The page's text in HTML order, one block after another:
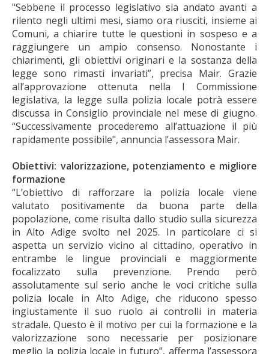
"Sebbene il processo legislativo sia andato avanti a
rilento negli ultimi mesi, siamo ora riusciti, insieme ai
Comuni, a chiarire tutte le questioni in sospeso e a
raggiungere un ampio consenso. Nonostante i
chiarimenti, gli obiettivi originari e la sostanza della
legge sono rimasti invariati”, precisa Mair. Grazie
all’approvazione ottenuta nella I Commissione
legislativa, la legge sulla polizia locale potrà essere
discussa in Consiglio provinciale nel mese di giugno.
“Successivamente procederemo all’attuazione il più
rapidamente possibile", annuncia l’assessora Mair.
Obiettivi: valorizzazione, potenziamento e migliore
formazione
“L’obiettivo di rafforzare la polizia locale viene
valutato positivamente da buona parte della
popolazione, come risulta dallo studio sulla sicurezza
in Alto Adige svolto nel 2025. In particolare ci si
aspetta un servizio vicino al cittadino, operativo in
entrambe le lingue provinciali e maggiormente
focalizzato sulla prevenzione. Prendo però
assolutamente sul serio anche le voci critiche sulla
polizia locale in Alto Adige, che riducono spesso
ingiustamente il suo ruolo ai controlli in materia
stradale. Questo è il motivo per cui la formazione e la
valorizzazione sono necessarie per posizionare
meglio la polizia locale in futuro”, afferma l’assessora